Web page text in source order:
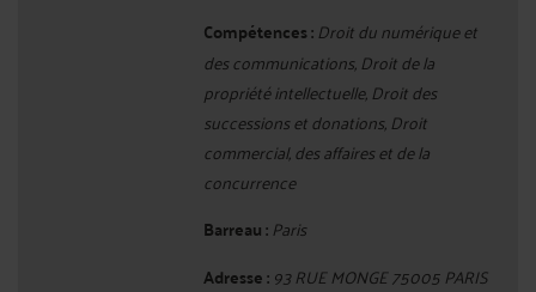
Compétences : Droit du numérique et
des communications, Droit de la
propriété intellectuelle, Droit des
successions et donations, Droit
commercial, des affaires et de la
concurrence
Barreau : Paris
Adresse : 93 RUE MONGE 75005 PARIS